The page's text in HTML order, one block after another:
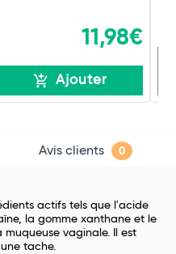
11,98€
Ajouter
Avis clients 0
actifs tels que l'acide
la gomme xanthane et le
vaginale. Il est
tache.